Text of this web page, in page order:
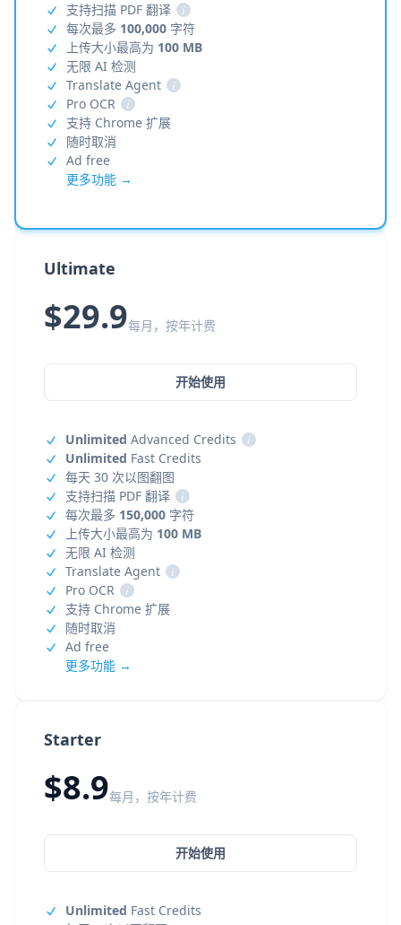
Starter
$8.9每月，按年计费
开始使用
Unlimited Fast Credits
支持扫描 PDF 翻译
i
每次最多 100,000 字符
上传大小最高为 100 MB
无限 AI 检测
Translate Agent
i
Pro OCR
i
支持 Chrome 扩展
随时取消
Ad free
更多功能 →
Ultimate
$29.9每月，按年计费
开始使用
Unlimited Advanced Credits
i
Unlimited Fast Credits
每天 30 次以图翻图
支持扫描 PDF 翻译
i
每次最多 150,000 字符
上传大小最高为 100 MB
无限 AI 检测
Translate Agent
i
Pro OCR
i
支持 Chrome 扩展
随时取消
Ad free
更多功能 →